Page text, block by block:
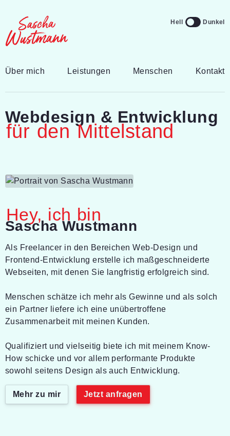
Navigation überspringen
Über mich Leistungen Menschen Kontakt
Theme
Hell Dunkel
Webdesign & Entwicklung
für den Mittelstand
Hey, ich bin
Sascha Wustmann
Als Freelancer in den Bereichen Web-Design und
Frontend-Entwicklung erstelle ich maßgeschneiderte
Webseiten, mit denen Sie langfristig erfolgreich sind.
Menschen schätze ich mehr als Gewinne und als solch
ein Partner liefere ich eine unübertroffene
Zusammenarbeit mit meinen Kunden.
Qualifiziert und vielseitig biete ich mit meinem Know-
How schicke und vor allem performante Produkte
sowohl seitens Design als auch Entwicklung.
Mehr zu mir Jetzt anfragen